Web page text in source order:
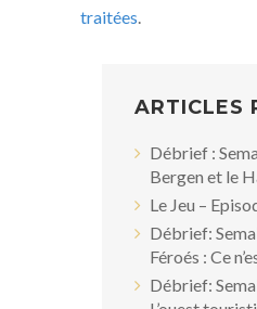
traitées.
ARTICLES
Débrief :
Bergen et le
Le Jeu –
Débrief:
Féroés : Ce
Débrief: